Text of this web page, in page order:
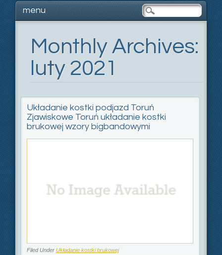
Main menu
Skipmenu
Monthly Archives:
luty 2021
Układanie kostki podjazd Toruń
Zjawiskowe Toruń układanie kostki
brukowej wzory bigbandowymi
Filed Under Układanie kostki brukowej